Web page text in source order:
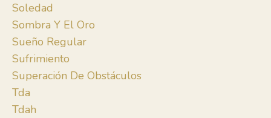
Soledad
Sombra Y El Oro
Sueño Regular
Sufrimiento
Superación De Obstáculos
Tda
Tdah